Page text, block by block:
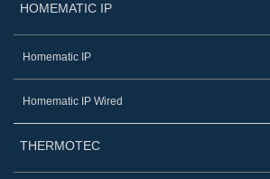
HOMEMATIC IP
Homematic IP
Homematic IP Wired
THERMOTEC